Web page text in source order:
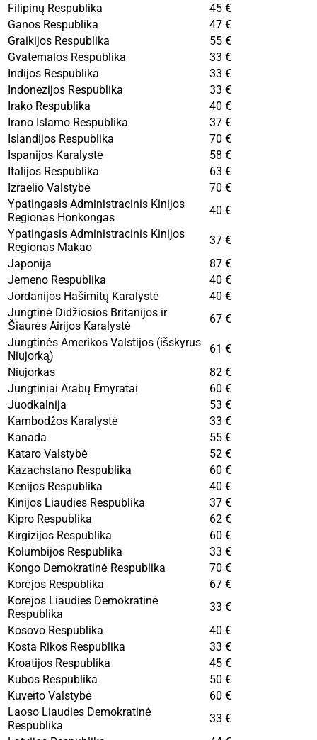
Filipinų Respublika
45 €
Ganos Respublika
47 €
Graikijos Respublika
55 €
Gvatemalos Respublika
33 €
Indijos Respublika
33 €
Indonezijos Respublika
33 €
Irako Respublika
40 €
Irano Islamo Respublika
37 €
Islandijos Respublika
70 €
Ispanijos Karalystė
58 €
Italijos Respublika
63 €
Izraelio Valstybė
70 €
Ypatingasis Administracinis Kinijos
Regionas Honkongas
40 €
Ypatingasis Administracinis Kinijos
Regionas Makao
37 €
Japonija
87 €
Jemeno Respublika
40 €
Jordanijos Hašimitų Karalystė
40 €
Jungtinė Didžiosios Britanijos ir
Šiaurės Airijos Karalystė
67 €
Jungtinės Amerikos Valstijos (išskyrus
Niujorką)
61 €
Niujorkas
82 €
Jungtiniai Arabų Emyratai
60 €
Juodkalnija
53 €
Kambodžos Karalystė
33 €
Kanada
55 €
Kataro Valstybė
52 €
Kazachstano Respublika
60 €
Kenijos Respublika
40 €
Kinijos Liaudies Respublika
37 €
Kipro Respublika
62 €
Kirgizijos Respublika
60 €
Kolumbijos Respublika
33 €
Kongo Demokratinė Respublika
70 €
Korėjos Respublika
67 €
Korėjos Liaudies Demokratinė
Respublika
33 €
Kosovo Respublika
40 €
Kosta Rikos Respublika
33 €
Kroatijos Respublika
45 €
Kubos Respublika
50 €
Kuveito Valstybė
60 €
Laoso Liaudies Demokratinė
Respublika
33 €